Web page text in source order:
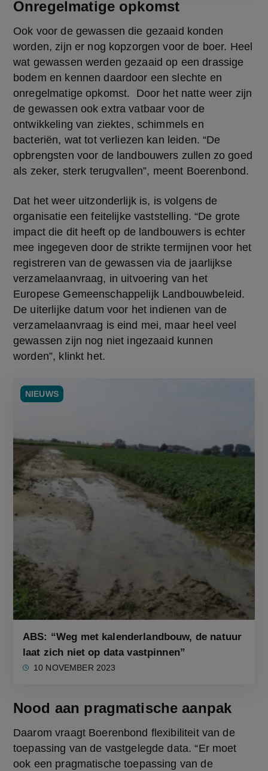
Onregelmatige opkomst
Ook voor de gewassen die gezaaid konden
worden, zijn er nog kopzorgen voor de boer. Heel
wat gewassen werden gezaaid op een drassige
bodem en kennen daardoor een slechte en
onregelmatige opkomst.  Door het natte weer zijn
de gewassen ook extra vatbaar voor de
ontwikkeling van ziektes, schimmels en
bacteriën, wat tot verliezen kan leiden. “De
opbrengsten voor de landbouwers zullen zo goed
als zeker, sterk terugvallen”, meent Boerenbond.
Dat het weer uitzonderlijk is, is volgens de
organisatie een feitelijke vaststelling. “De grote
impact die dit heeft op de landbouwers is echter
mee ingegeven door de strikte termijnen voor het
registreren van de gewassen via de jaarlijkse
verzamelaanvraag, in uitvoering van het
Europese Gemeenschappelijk Landbouwbeleid.
De uiterlijke datum voor het indienen van de
verzamelaanvraag is eind mei, maar heel veel
gewassen zijn nog niet ingezaaid kunnen
worden”, klinkt het.
NIEUWS
ABS: “Weg met kalenderlandbouw, de natuur
laat zich niet op data vastpinnen”
10 NOVEMBER 2023
Nood aan pragmatische aanpak
Daarom vraagt Boerenbond flexibiliteit van de
toepassing van de vastgelegde data. “Er moet
ook een pragmatische toepassing van de